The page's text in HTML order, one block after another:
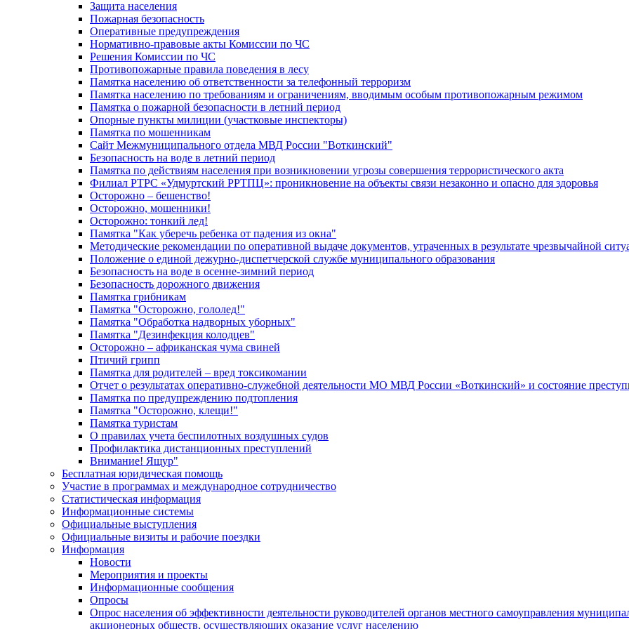
Защита населения
Пожарная безопасность
Оперативные предупреждения
Нормативно-правовые акты Комиссии по ЧС
Решения Комиссии по ЧС
Противопожарные правила поведения в лесу
Памятка населению об ответственности за телефонный терроризм
Памятка населению по требованиям и ограничениям, вводимым особым противопожарным режимом
Памятка о пожарной безопасности в летний период
Опорные пункты милиции (участковые инспекторы)
Памятка по мошенникам
Сайт Межмуниципального отдела МВД России "Воткинский"
Безопасность на воде в летний период
Памятка по действиям населения при возникновении угрозы совершения террористического акта
Филиал РТРС «Удмуртский РРТПЦ»: проникновение на объекты связи незаконно и опасно для здоровья
Осторожно – бешенство!
Осторожно, мошенники!
Осторожно: тонкий лед!
Памятка "Как уберечь ребенка от падения из окна"
Методические рекомендации по оперативной выдаче документов, утраченных в результате чрезвычайной
Положение о единой дежурно-диспетчерской службе муниципального образования
Безопасность на воде в осенне-зимний период
Безопасность дорожного движения
Памятка грибникам
Памятка "Осторожно, гололед!"
Памятка "Обработка надворных уборных"
Памятка "Дезинфекция колодцев"
Осторожно – африканская чума свиней
Птичий грипп
Памятка для родителей – вред токсикомании
Отчет о результатах оперативно-служебной деятельности МО МВД России «Воткинский» и состояние
Памятка по предупреждению подтопления
Памятка "Осторожно, клещи!"
Памятка туристам
О правилах учета беспилотных воздушных судов
Профилактика дистанционных преступлений
Внимание! Ящур"
Бесплатная юридическая помощь
Участие в программах и международное сотрудничество
Статистическая информация
Информационные системы
Официальные выступления
Официальные визиты и рабочие поездки
Информация
Новости
Мероприятия и проекты
Информационные сообщения
Опросы
Опрос населения об эффективности деятельности руководителей органов местного самоуправления
акционерных обществ, осуществляющих оказание услуг населению